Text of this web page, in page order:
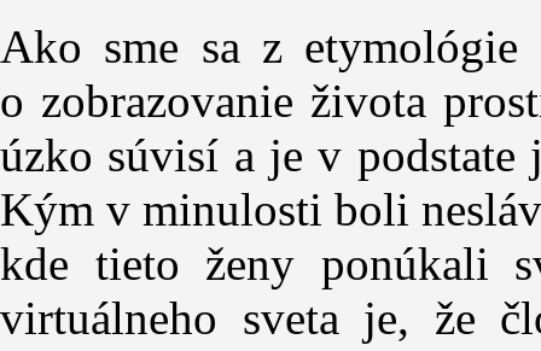
Ako sme sa z etymológie
o zobrazovanie života
úzko súvisí a je v podstate
Kým v minulosti boli
kde tieto ženy ponúkali
virtuálneho sveta je, že